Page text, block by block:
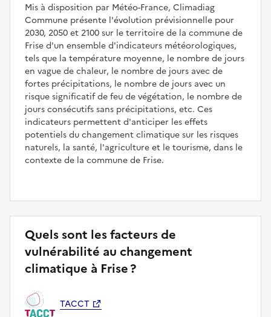
Mis à disposition par Météo-France, Climadiag
Commune présente l'évolution prévisionnelle pour
2030, 2050 et 2100 sur le territoire de la commune de
Frise d'un ensemble d'indicateurs météorologiques,
tels que la température moyenne, le nombre de jours
en vague de chaleur, le nombre de jours avec de
fortes précipitations, le nombre de jours avec un
risque significatif de feu de végétation, le nombre de
jours consécutifs sans précipitations, etc. Ces
indicateurs permettent d'anticiper les effets
potentiels du changement climatique sur les risques
naturels, la santé, l'agriculture et le tourisme, dans le
contexte de la commune de Frise.
Quels sont les facteurs de
vulnérabilité au changement
climatique à Frise ?
TACCT